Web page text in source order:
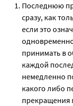
Последнюю
сразу, как
если это
принимать в
каждой
немедленно
какого либо
прекращения